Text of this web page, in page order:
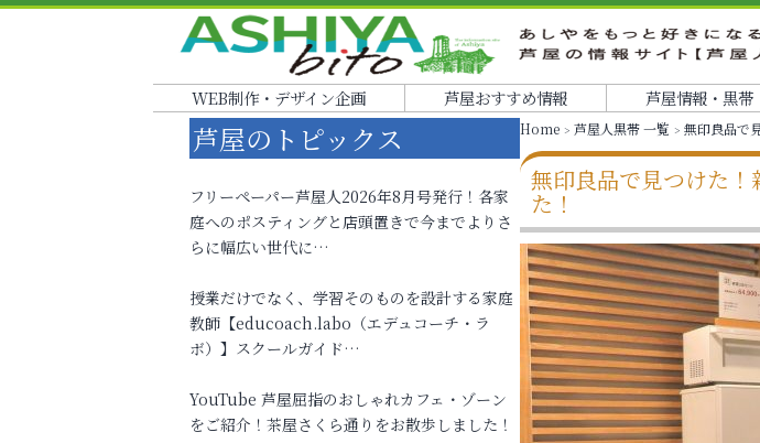
WEB制作・デザイン企画 芦屋おすすめ情報 芦屋情報・黒帯
Home 芦屋人黒帯 一覧 無印良品で
無印良品で見つけた
た！
芦屋のトピックス
フリーペーパー芦屋人2026年8月号発行！各家
庭へのポスティングと店頭置きで今までよりさ
らに幅広い世代に…
授業だけでなく、学習そのものを設計する家庭
教師【educoach.labo（エデュコーチ・ラ
ボ）】スクールガイド…
YouTube 芦屋屈指のおしゃれカフェ・ゾーン
をご紹介！茶屋さくら通りをお散歩しました！